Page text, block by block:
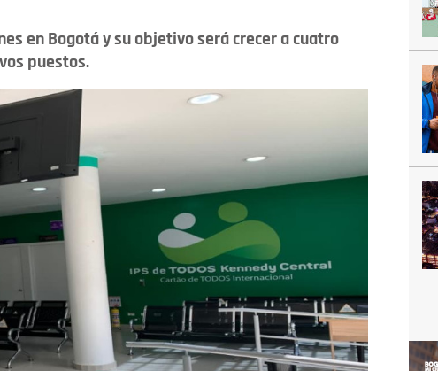
en Bogotá y su objetivo será crecer a cuatro
puestos.